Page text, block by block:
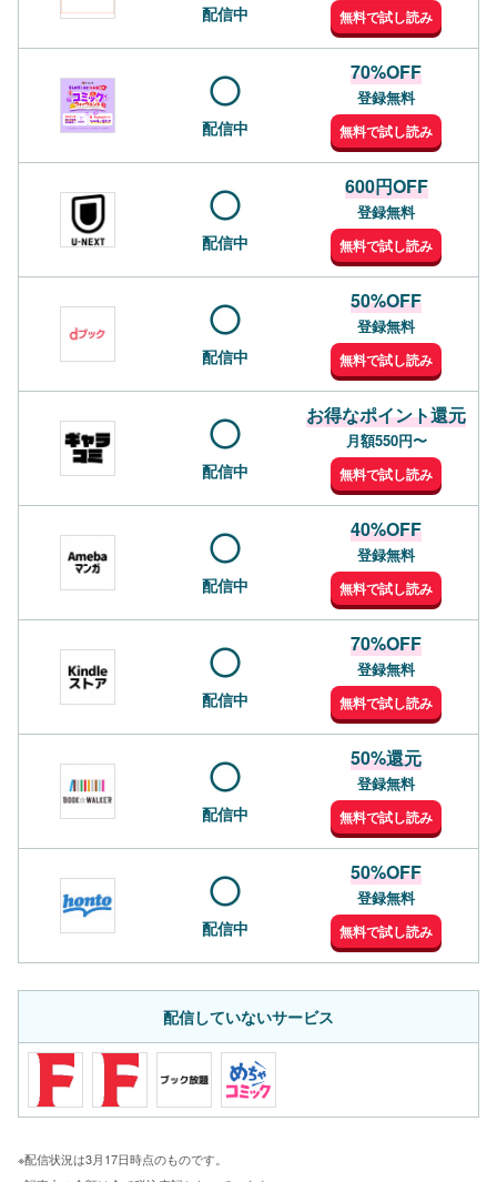
配信中 無料で試し読み
配信中
70%OFF
登録無料
無料で試し読み
配信中
600円OFF
登録無料
無料で試し読み
配信中
50%OFF
登録無料
無料で試し読み
配信中
お得なポイント還元
月額550円〜
無料で試し読み
配信中
40%OFF
登録無料
無料で試し読み
配信中
70%OFF
登録無料
無料で試し読み
配信中
50%還元
登録無料
無料で試し読み
配信中
50%OFF
登録無料
無料で試し読み
配信していないサービス
※配信状況は3月17日時点のものです。